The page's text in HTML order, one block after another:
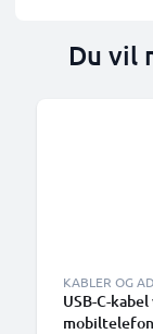
Du vil
KABLER OG
USB-C-